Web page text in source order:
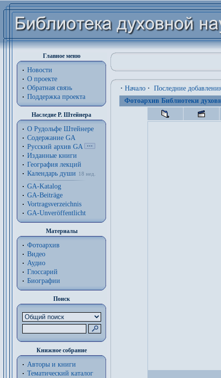
Главное меню
Новости
О проекте
Обратная связь
Поддержка проекта
Наследие Р. Штейнера
О Рудольфе Штейнере
Содержание GA
Русский архив GA
Изданные книги
География лекций
Календарь души
18 нед.
GA-Katalog
GA-Beiträge
Vortragsverzeichnis
GA-Unveröffentlicht
Материалы
Фотоархив
Видео
Аудио
Глоссарий
Биографии
Поиск
Книжное собрание
Авторы и книги
Тематический каталог
· Начало · Последние
Фотоархив Библиотеки